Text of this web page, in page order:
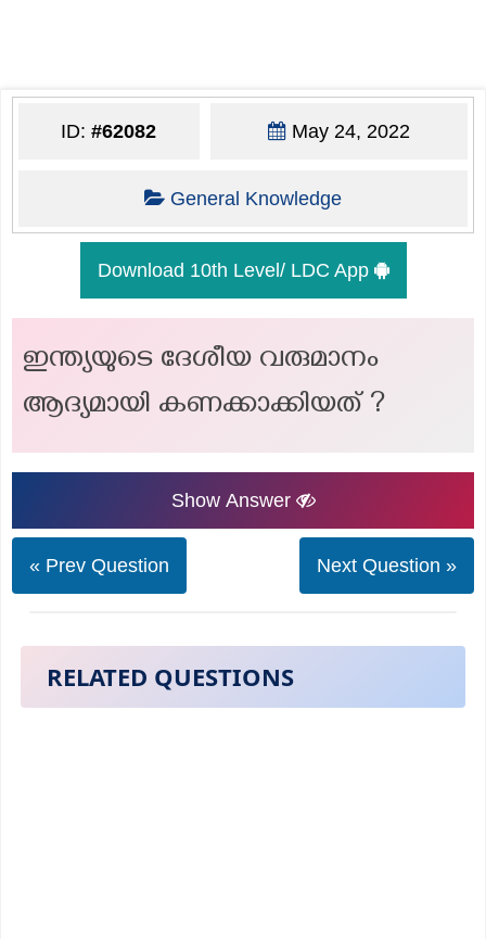
ID:#62082 May 24, 2022
General Knowledge
Download 10th Level/ LDC App
ഇന്ത്യയുടെ ദേശീയ വരുമാനം
ആദ്യമായി കണക്കാക്കിയത് ?
Show Answer
« Prev Question Next Question »
RELATED QUESTIONS